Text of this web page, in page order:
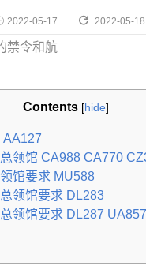
2022-05-17 2022-05-18
禁令和航
Contents [hide]
AA127
领馆 CA988 CA770
馆要求 MU588
领馆要求 DL283
领馆要求 DL287 UA857